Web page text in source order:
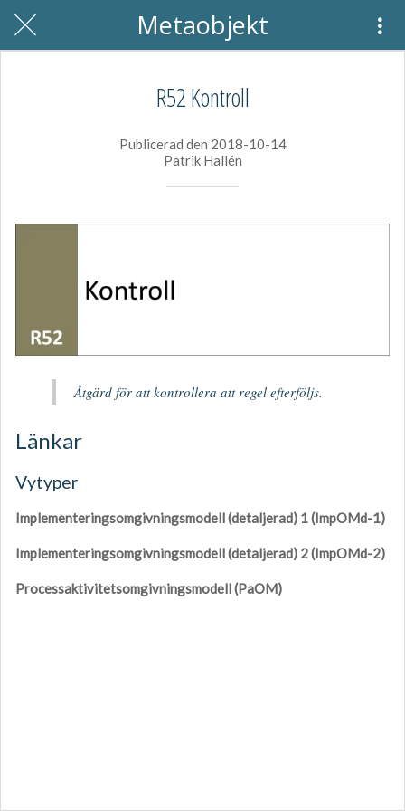
Metaobjekt
R52 Kontroll
Publicerad den 2018-10-14
Patrik Hallén
Åtgärd för att kontrollera att regel efterföljs.
Länkar
Vytyper
Implementeringsomgivningsmodell (detaljerad) 1 (ImpOMd-1)
Implementeringsomgivningsmodell (detaljerad) 2 (ImpOMd-2)
Processaktivitetsomgivningsmodell (PaOM)